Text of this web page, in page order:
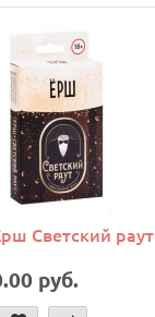
Светский раут
руб.